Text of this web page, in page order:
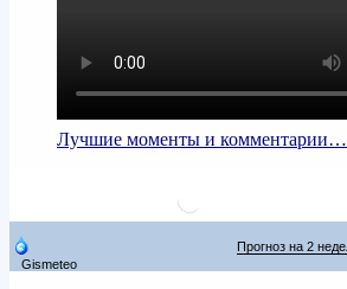
Лучшие моменты и комментарии…